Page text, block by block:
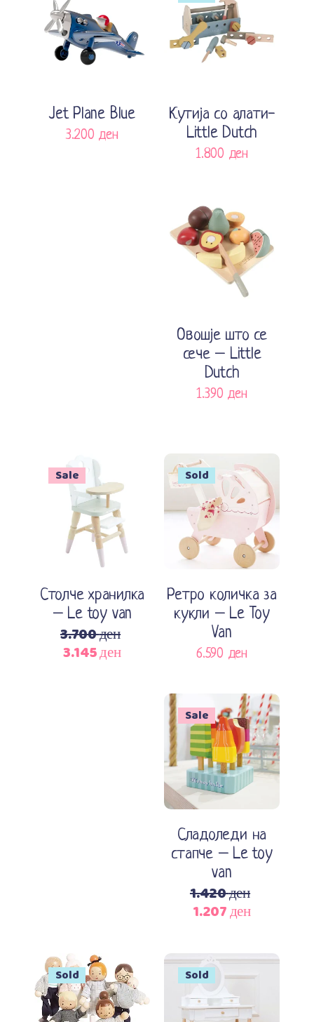
Додади во кошничка
Jet Plane Blue
3.200 ден
Прочитај повеќе
Кутија со алати-
Little Dutch
1.800 ден
Додади во кошничка
Овошје што се
сече – Little
Dutch
1.390 ден
Sale
Додади во кошничка
Столче хранилка
– Le toy van
3.700ден
Original
3.145денCurrent
3.145 ден.
Sold
Прочитај повеќе
Ретро количка за
кукли – Le Toy
Van
6.590 ден
Sale
Додади во кошничка
Сладоледи на
стапче – Le toy
van
1.420ден
Original
1.420 ден.
1.207денCurrent
Sale
Sold
Прочитај повеќе
Sold
Прочитај повеќе